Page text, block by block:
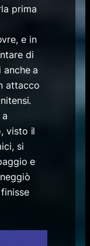
prima
e in
di
a
attacco
visto il
si
e